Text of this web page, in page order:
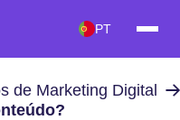
PT
de Marketing Digital